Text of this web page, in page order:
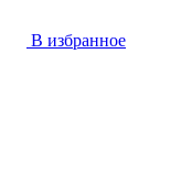
В избранное